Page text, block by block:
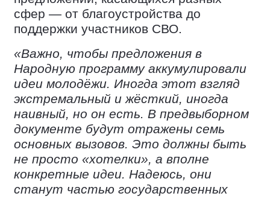
сфер — от благоустройства до
поддержки участников СВО.
«Важно, чтобы предложения в
Народную программу аккумулировали
идеи молодёжи. Иногда этот взгляд
экстремальный и жёсткий, иногда
наивный, но он есть. В предвыборном
документе будут отражены семь
основных вызовов. Это должны быть
не просто «хотелки», а вполне
конкретные идеи. Надеюсь, они
станут частью государственных